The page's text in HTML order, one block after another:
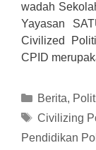
wadah
Yayasan
Civilized
CPID
Kategori
Berita,
Tag
Civilizing
Pendidikan